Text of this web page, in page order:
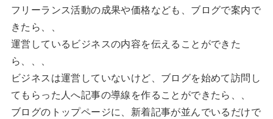
フリーランス活動の成果や価格なども、ブログで案内で
きたら、、
運営しているビジネスの内容を伝えることができた
ら、、、
ビジネスは運営していないけど、ブログを始めて訪問し
てもらった人へ記事の導線を作ることができたら、、
ブログのトップページに、新着記事が並んでいるだけで